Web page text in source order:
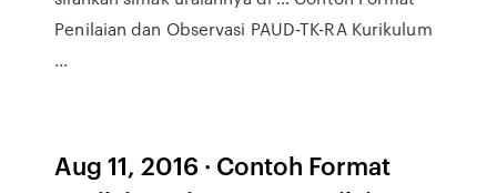
Penilaian dan Observasi PAUD-TK-RA Kurikulum
...
Aug 11, 2016 · Contoh Format